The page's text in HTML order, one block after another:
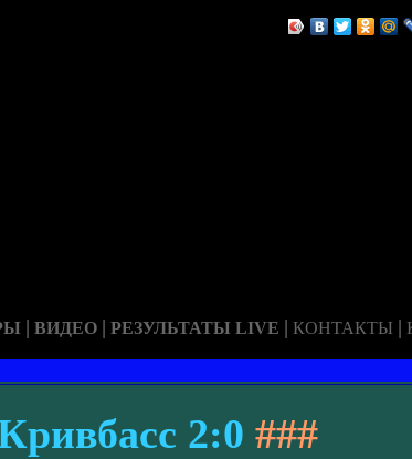
| ВИДЕО | РЕЗУЛЬТАТЫ LIVE | КОНТАКТЫ |
2:0 ###